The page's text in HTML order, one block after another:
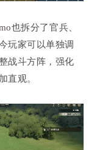
也拆分了官兵、
玩家可以单独调
战斗方阵，强化
直观。